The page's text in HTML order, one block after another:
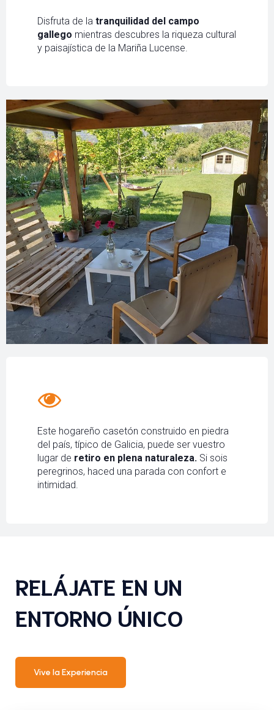
Disfruta de la tranquilidad del campo
gallego mientras descubres la riqueza cultural
y paisajística de la Mariña Lucense.
Este hogareño casetón construido en piedra
del país, típico de Galicia, puede ser vuestro
lugar de retiro en plena naturaleza. Si sois
peregrinos, haced una parada con confort e
intimidad.
RELÁJATE EN UN
ENTORNO ÚNICO
Vive la Experiencia